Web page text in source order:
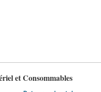
et Consommables